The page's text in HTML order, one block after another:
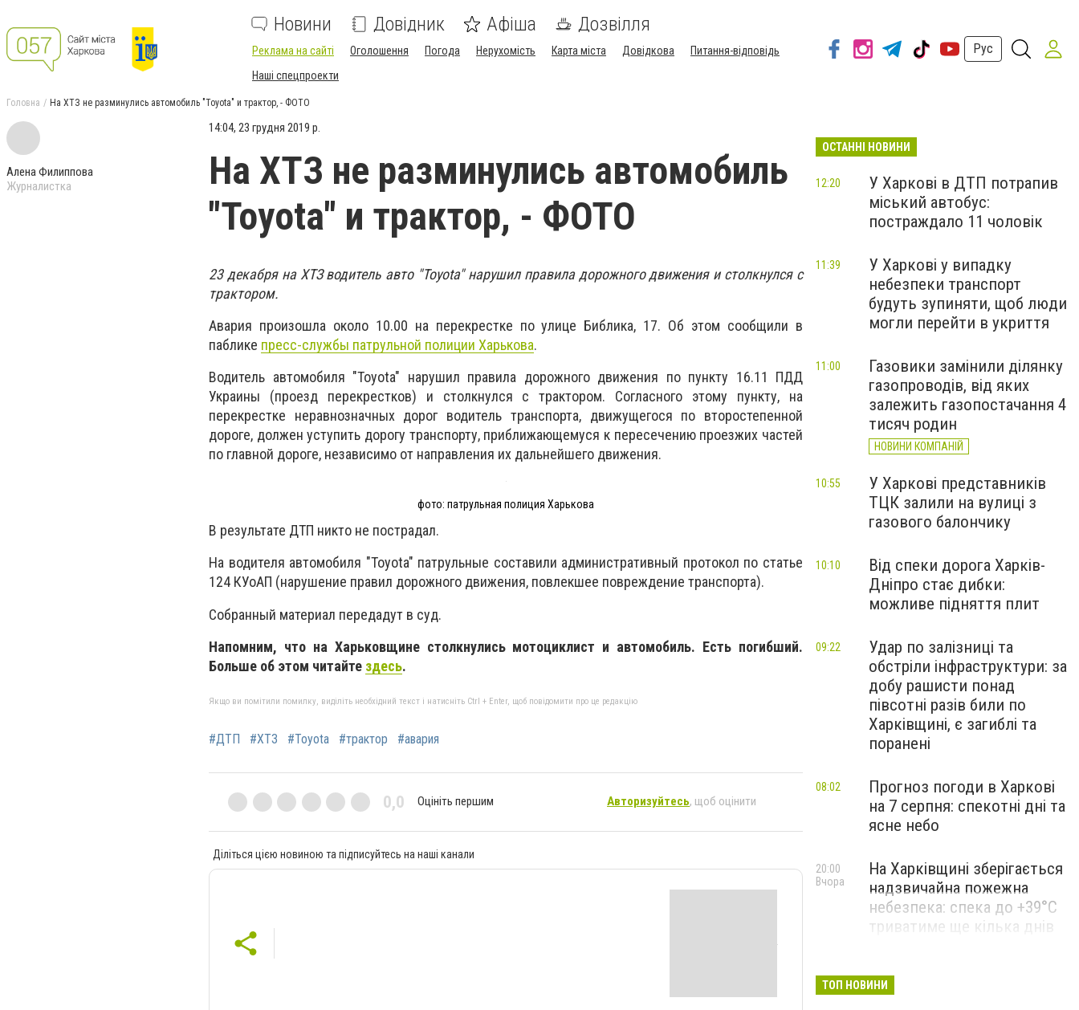
Новини Довідник Афіша Дозвілля
Реклама на сайті Оголошення Погода Нерухомість Карта міста Довідкова
Питання-відповідь
Наші спецпроекти
Рус
Головна На ХТЗ не разминулись автомобиль "Toyota" и трактор, - ФОТО
Алена Филиппова
Журналистка
14:04, 23 грудня 2019 р.
На ХТЗ не разминулись автомобиль
"Toyota" и трактор, - ФОТО
23 декабря на ХТЗ водитель авто "Toyota" нарушил правила дорожного движения и столкнулся с
трактором.
Авария произошла около 10.00 на перекрестке по улице Библика, 17. Об этом сообщили в
паблике пресс-службы патрульной полиции Харькова.
Водитель автомобиля "Toyota" нарушил правила дорожного движения по пункту 16.11 ПДД
Украины (проезд перекрестков) и столкнулся с трактором. Согласного этому пункту, на
перекрестке неравнозначных дорог водитель транспорта, движущегося по второстепенной
дороге, должен уступить дорогу транспорту, приближающемуся к пересечению проезжих частей
по главной дороге, независимо от направления их дальнейшего движения.
фото: патрульная полиция Харькова
В результате ДТП никто не пострадал.
На водителя автомобиля "Toyota" патрульные составили административный протокол по статье
124 КУоАП (нарушение правил дорожного движения, повлекшее повреждение транспорта).
Собранный материал передадут в суд.
Напомним, что на Харьковщине столкнулись мотоциклист и автомобиль. Есть погибший.
Больше об этом читайте здесь.
Якщо ви помітили помилку, виділіть необхідний текст і натисніть Ctrl + Enter, щоб повідомити про це редакцію
#ДТП #ХТЗ #Toyota #трактор #авария
0,0 Оцініть першим Авторизуйтесь, щоб оцінити
Діліться цією новиною та підписуйтесь на наші канали
ОСТАННІ НОВИНИ
У Харкові в ДТП потрапив
міський автобус:
постраждало 11 чоловік
12:20
У Харкові у випадку
небезпеки транспорт
будуть зупиняти, щоб люди
могли перейти в укриття
11:39
Газовики замінили ділянку
газопроводів, від яких
залежить газопостачання 4
тисяч родин
НОВИНИ КОМПАНІЙ
11:00
У Харкові представників
ТЦК залили на вулиці з
газового балончику
10:55
Від спеки дорога Харків-
Дніпро стає дибки:
можливе підняття плит
10:10
Удар по залізниці та
обстріли інфраструктури: за
добу рашисти понад
півсотні разів били по
Харківщині, є загиблі та
поранені
09:22
Прогноз погоди в Харкові
на 7 серпня: спекотні дні та
ясне небо
08:02
На Харківщині зберігається
надзвичайна пожежна
небезпека: спека до +39°C
триватиме ще кілька днів
20:00
Вчора
ТОП НОВИНИ